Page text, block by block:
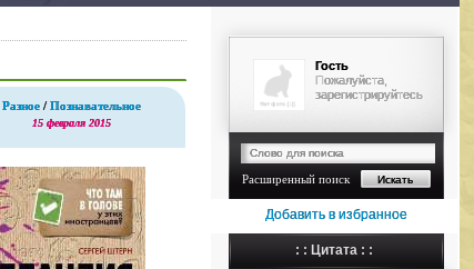
Гость
Пожалуйста,
зарегистрируйтесь
Расширенный поиск
Добавить в избранное
: : Цитата : :
Разное /Познавательное
15 февраля 2015